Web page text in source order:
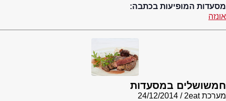
מסעדות המופיעות בכתבה:
אונזה
חמשושלים במסעדות
מערכת 2eat
24/12/2014